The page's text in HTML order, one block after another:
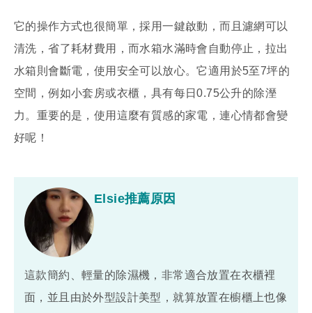
它的操作方式也很簡單，採用一鍵啟動，而且濾網可以
清洗，省了耗材費用，而水箱水滿時會自動停止，拉出
水箱則會斷電，使用安全可以放心。它適用於5至7坪的
空間，例如小套房或衣櫃，具有每日0.75公升的除溼
力。重要的是，使用這麼有質感的家電，連心情都會變
好呢！
Elsie推薦原因
這款簡約、輕量的除濕機，非常適合放置在衣櫃裡
面，並且由於外型設計美型，就算放置在櫥櫃上也像